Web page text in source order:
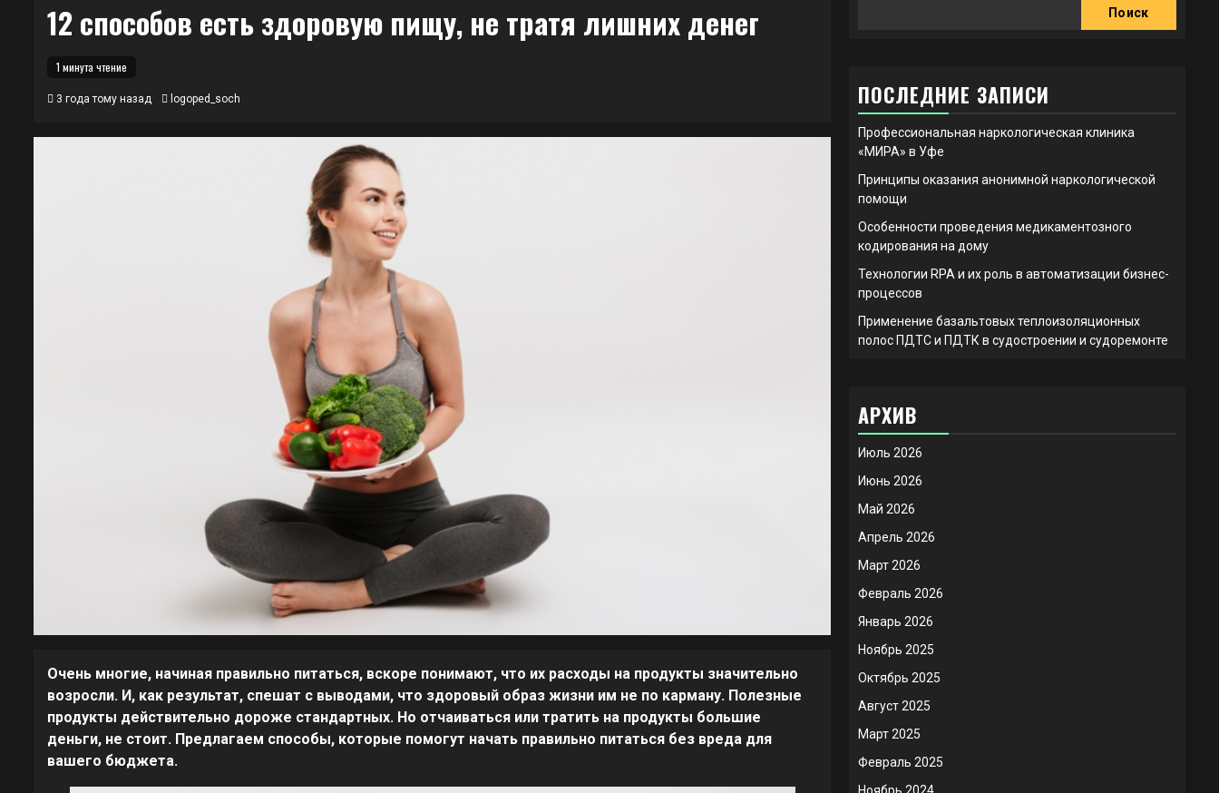
12 способов есть здоровую пищу, не тратя лишних денег
1 минута чтение
3 года тому назад logoped_soch
Очень многие, начиная правильно питаться, вскоре понимают, что их расходы на продукты значительно
возросли. И, как результат, спешат с выводами, что здоровый образ жизни им не по карману. Полезные
продукты действительно дороже стандартных. Но отчаиваться или тратить на продукты большие
деньги, не стоит. Предлагаем способы, которые помогут начать правильно питаться без вреда для
вашего бюджета.
Поиск
ПОСЛЕДНИЕ ЗАПИСИ
Профессиональная наркологическая клиника
«МИРА» в Уфе
Принципы оказания анонимной наркологической
помощи
Особенности проведения медикаментозного
кодирования на дому
Технологии RPA и их роль в автоматизации бизнес-
процессов
Применение базальтовых теплоизоляционных
полос ПДТС и ПДТК в судостроении и судоремонте
АРХИВ
Июль 2026
Июнь 2026
Май 2026
Апрель 2026
Март 2026
Февраль 2026
Январь 2026
Ноябрь 2025
Октябрь 2025
Август 2025
Март 2025
Февраль 2025